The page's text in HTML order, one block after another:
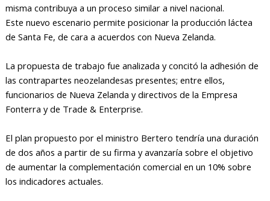
misma contribuya a un proceso similar a nivel nacional.
Este nuevo escenario permite posicionar la producción láctea
de Santa Fe, de cara a acuerdos con Nueva Zelanda.
La propuesta de trabajo fue analizada y concitó la adhesión de
las contrapartes neozelandesas presentes; entre ellos,
funcionarios de Nueva Zelanda y directivos de la Empresa
Fonterra y de Trade & Enterprise.
El plan propuesto por el ministro Bertero tendría una duración
de dos años a partir de su firma y avanzaría sobre el objetivo
de aumentar la complementación comercial en un 10% sobre
los indicadores actuales.